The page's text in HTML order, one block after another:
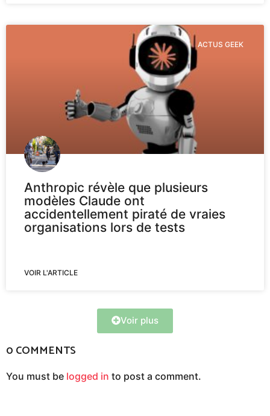
ACTUS GEEK
Anthropic révèle que plusieurs
modèles Claude ont
accidentellement piraté de vraies
organisations lors de tests
VOIR L'ARTICLE
Voir plus
0 COMMENTS
You must be logged in to post a comment.